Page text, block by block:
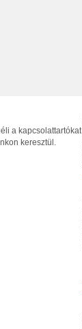
a kapcsolattartókat
keresztül.